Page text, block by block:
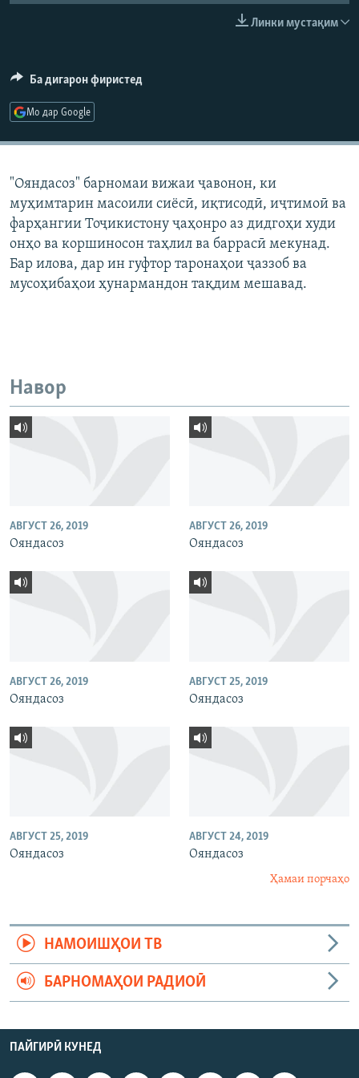
ПАЙГИРӢ КУНЕД
Ҳамаи сомонаҳои RFE/RL
Линки мустақим
Ба дигарон фиристед
Мо дар Google
"Ояндасоз" барномаи вижаи ҷавонон, ки
муҳимтарин масоили сиёсӣ, иқтисодӣ, иҷтимоӣ ва
фарҳангии Тоҷикистону ҷаҳонро аз дидгоҳи худи
онҳо ва коршиносон таҳлил ва баррасӣ мекунад.
Бар илова, дар ин гуфтор таронаҳои ҷаззоб ва
мусоҳибаҳои ҳунармандон тақдим мешавад.
Навор
АВГУСТ 26, 2019
Ояндасоз
АВГУСТ 26, 2019
Ояндасоз
АВГУСТ 26, 2019
Ояндасоз
АВГУСТ 25, 2019
Ояндасоз
АВГУСТ 25, 2019
Ояндасоз
АВГУСТ 24, 2019
Ояндасоз
Ҳамаи порчаҳо
НАМОИШҲОИ ТВ
БАРНОМАҲОИ РАДИОӢ
ПАЙГИРӢ КУНЕД